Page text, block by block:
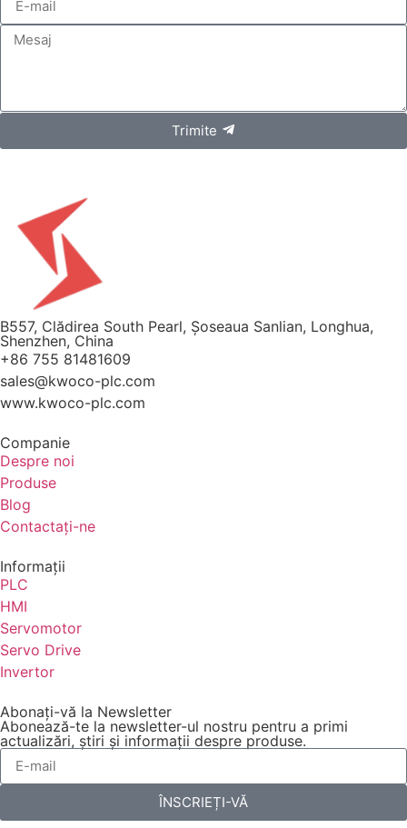
Trimite
B557, Clădirea South Pearl, Șoseaua Sanlian, Longhua,
Shenzhen, China
+86 755 81481609
sales@kwoco-plc.com
www.kwoco-plc.com
Companie
Despre noi
Produse
Blog
Contactaţi-ne
Informaţii
PLC
HMI
Servomotor
Servo Drive
Invertor
Abonați-vă la Newsletter
Abonează-te la newsletter-ul nostru pentru a primi
actualizări, știri și informații despre produse.
ÎNSCRIEȚI-VĂ